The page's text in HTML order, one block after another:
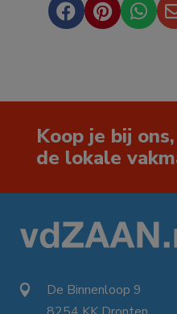
  
Koop je bij
de lokale
 De Binnenloop 9